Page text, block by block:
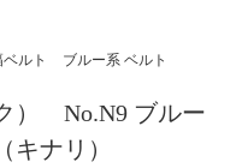
ベルト ブルー系 ベルト
） No.N9 ブルー
ナリ）